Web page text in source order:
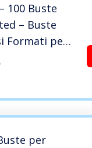
100 Buste
– Buste
Formati per
e
per